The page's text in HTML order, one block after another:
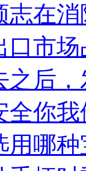
志在
口市
之后
全你我
用哪